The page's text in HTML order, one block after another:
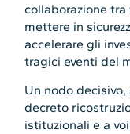
collaborazione
mettere in
accelerare gli
tragici eventi del
Un nodo
decreto
istituzionali e a